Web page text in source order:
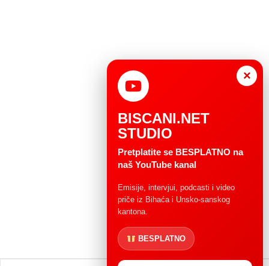
×
BISCANI.NET
STUDIO
Pretplatite se BESPLATNO na
naš YouTube kanal
Emisije, intervjui, podcasti i video
priče iz Bihaća i Unsko-sanskog
kantona.
BESPLATNO